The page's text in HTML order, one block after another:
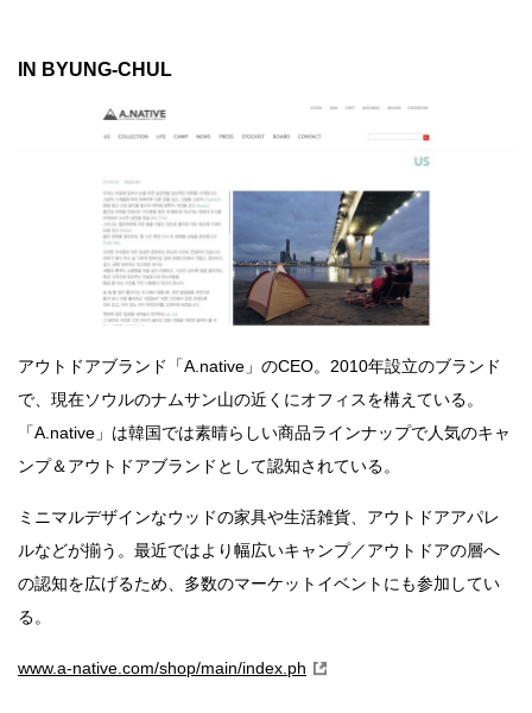
IN BYUNG-CHUL
アウトドアブランド「A.native」のCEO。2010年設立のブランド
で、現在ソウルのナムサン山の近くにオフィスを構えている。
「A.native」は韓国では素晴らしい商品ラインナップで人気のキャ
ンプ＆アウトドアブランドとして認知されている。
ミニマルデザインなウッドの家具や生活雑貨、アウトドアアパレ
ルなどが揃う。最近ではより幅広いキャンプ／アウトドアの層へ
の認知を広げるため、多数のマーケットイベントにも参加してい
る。
www.a-native.com/shop/main/index.ph